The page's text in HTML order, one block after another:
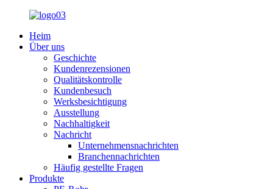
Heim
Über uns
Geschichte
Kundenrezensionen
Qualitätskontrolle
Kundenbesuch
Werksbesichtigung
Ausstellung
Nachhaltigkeit
Nachricht
Unternehmensnachrichten
Branchennachrichten
Häufig gestellte Fragen
Produkte